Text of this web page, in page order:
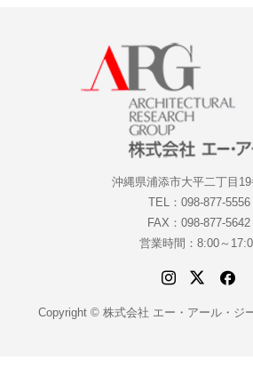
沖縄県浦添市大平二丁目
TEL：098-877-5556
FAX：098-877-5642
営業時間：8:00～
Copyright © 株式会社 エー・アール・ジ